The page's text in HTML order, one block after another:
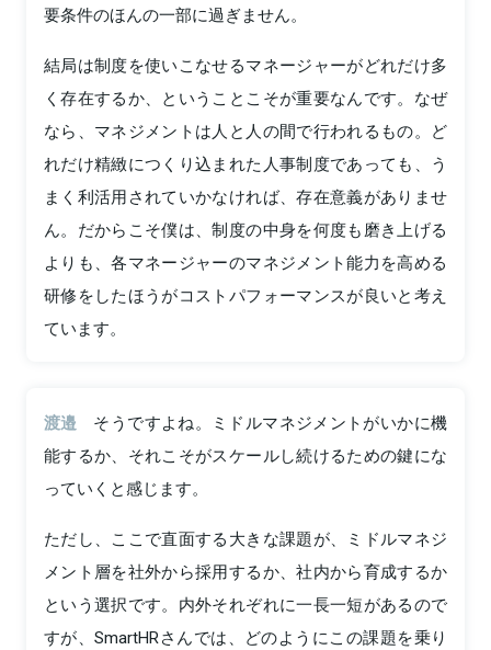
要条件のほんの一部に過ぎません。
結局は制度を使いこなせるマネージャーがどれだけ多
く存在するか、ということこそが重要なんです。なぜ
なら、マネジメントは人と人の間で行われるもの。ど
れだけ精緻につくり込まれた人事制度であっても、う
まく利活用されていかなければ、存在意義がありませ
ん。だからこそ僕は、制度の中身を何度も磨き上げる
よりも、各マネージャーのマネジメント能力を高める
研修をしたほうがコストパフォーマンスが良いと考え
ています。
渡邉
そうですよね。ミドルマネジメントがいかに機
能するか、それこそがスケールし続けるための鍵にな
っていくと感じます。
ただし、ここで直面する大きな課題が、ミドルマネジ
メント層を社外から採用するか、社内から育成するか
という選択です。内外それぞれに一長一短があるので
すが、SmartHRさんでは、どのようにこの課題を乗り